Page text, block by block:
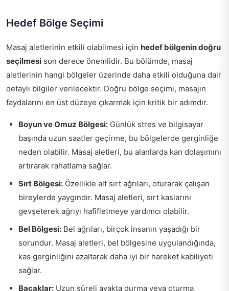
Hedef Bölge Seçimi
Masaj aletlerinin etkili olabilmesi için hedef bölgenin doğru
seçilmesi son derece önemlidir. Bu bölümde, masaj
aletlerinin hangi bölgeler üzerinde daha etkili olduğuna dair
detaylı bilgiler verilecektir. Doğru bölge seçimi, masajın
faydalarını en üst düzeye çıkarmak için kritik bir adımdır.
Boyun ve Omuz Bölgesi: Günlük stres ve bilgisayar
başında uzun saatler geçirme, bu bölgelerde gerginliğe
neden olabilir. Masaj aletleri, bu alanlarda kan dolaşımını
artırarak rahatlama sağlar.
Sırt Bölgesi: Özellikle alt sırt ağrıları, oturarak çalışan
bireylerde yaygındır. Masaj aletleri, sırt kaslarını
gevşeterek ağrıyı hafifletmeye yardımcı olabilir.
Bel Bölgesi: Bel ağrıları, birçok insanın yaşadığı bir
sorundur. Masaj aletleri, bel bölgesine uygulandığında,
kas gerginliğini azaltarak daha iyi bir hareket kabiliyeti
sağlar.
Bacaklar: Uzun süreli ayakta durma veya oturma,